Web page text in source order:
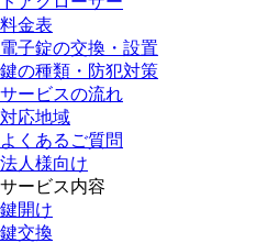
料金表
電子錠の交換・設置
鍵の種類・防犯対策
サービスの流れ
対応地域
よくあるご質問
法人様向け
サービス内容
鍵開け
鍵交換